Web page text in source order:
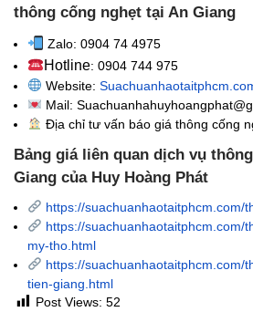
thông cống nghẹt tại An Giang
Zalo: 0904 74 4975
Hotline: 0904 744 975
Website:
Mail:
Địa chỉ tư vấn báo giá thông cống
Bảng giá liên quan dịch vụ
Giang của Huy Hoàng Phát
https://suachuanhaotaitphcm.com/
https://suachuanhaotaitphcm.com/
my-tho.html
https://suachuanhaotaitphcm.com/
tien-giang.html
Post Views: 52